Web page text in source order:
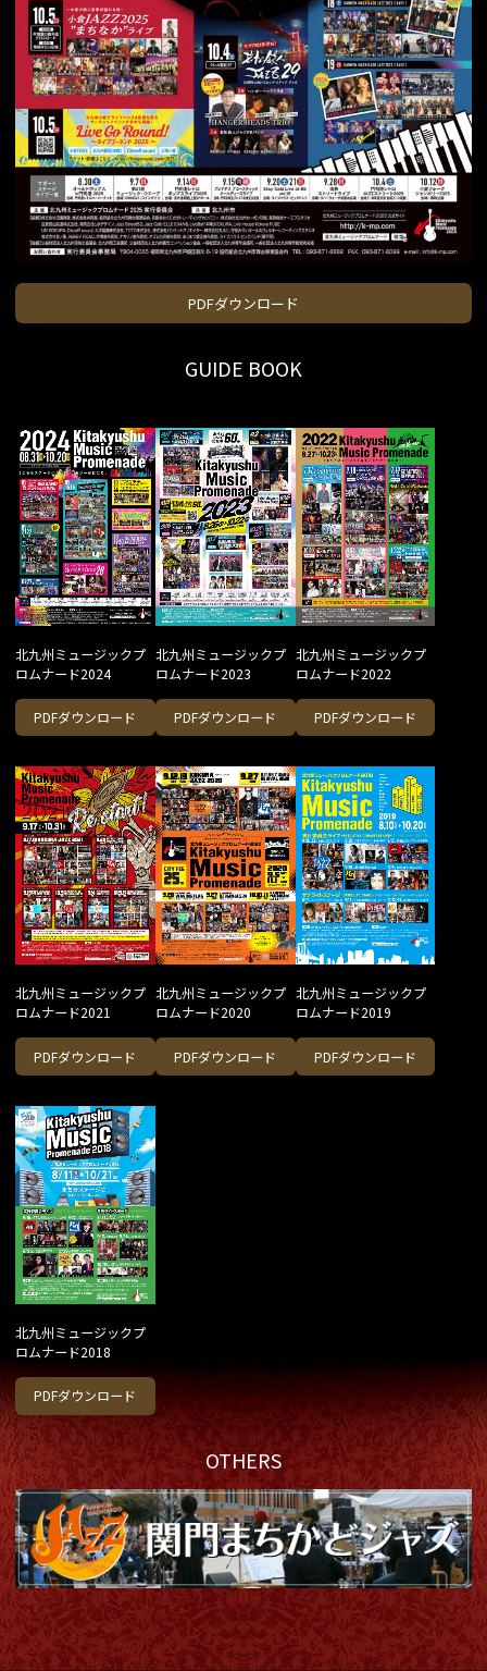
PDFダウンロード
GUIDE BOOK
北九州ミュージックプ
ロムナード2024
PDFダウンロード
北九州ミュージックプ
ロムナード2023
PDFダウンロード
北九州ミュージックプ
ロムナード2022
PDFダウンロード
北九州ミュージックプ
ロムナード2021
PDFダウンロード
北九州ミュージックプ
ロムナード2020
PDFダウンロード
北九州ミュージックプ
ロムナード2019
PDFダウンロード
北九州ミュージックプ
ロムナード2018
PDFダウンロード
OTHERS